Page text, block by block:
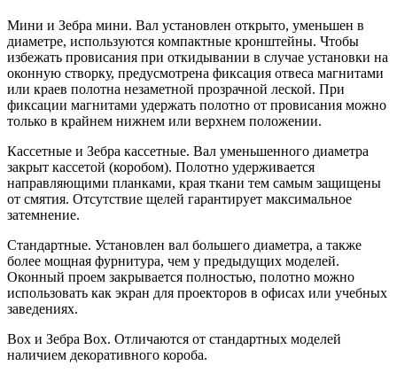
Мини и Зебра мини. Вал установлен открыто, уменьшен в
диаметре, используются компактные кронштейны. Чтобы
избежать провисания при откидывании в случае установки на
оконную створку, предусмотрена фиксация отвеса магнитами
или краев полотна незаметной прозрачной леской. При
фиксации магнитами удержать полотно от провисания можно
только в крайнем нижнем или верхнем положении.
Кассетные и Зебра кассетные. Вал уменьшенного диаметра
закрыт кассетой (коробом). Полотно удерживается
направляющими планками, края ткани тем самым защищены
от смятия. Отсутствие щелей гарантирует максимальное
затемнение.
Стандартные. Установлен вал большего диаметра, а также
более мощная фурнитура, чем у предыдущих моделей.
Оконный проем закрывается полностью, полотно можно
использовать как экран для проекторов в офисах или учебных
заведениях.
Box и Зебра Box. Отличаются от стандартных моделей
наличием декоративного короба.